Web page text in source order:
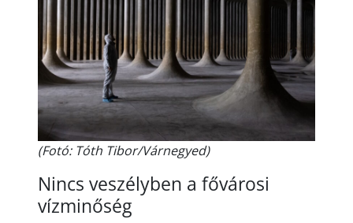
(Fotó: Tóth Tibor/Várnegyed)
Nincs veszélyben a fővárosi
vízminőség